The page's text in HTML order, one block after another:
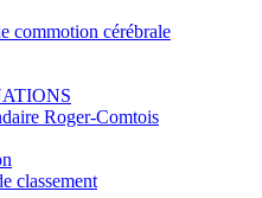
commotion cérébrale
Roger-Comtois
classement